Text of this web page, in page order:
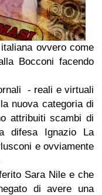
ovvero come
Bocconi facendo
- reali e virtuali
nuova categoria di
attribuiti scambi di
difesa Ignazio La
e ovviamente
Sara Nile e che
di avere una